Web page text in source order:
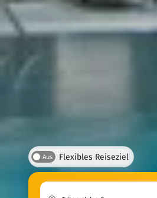
Aus Flexibles Reiseziel